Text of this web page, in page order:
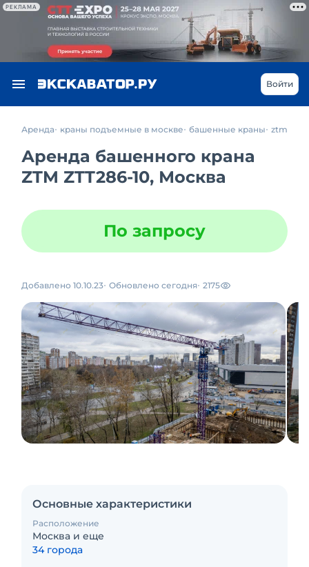
РЕКЛАМА
Войти
Аренда краны подъемные в москве башенные краны ztm
Аренда башенного крана
ZTM ZTT286-10, Москва
По запросу
Добавлено 10.10.23 Обновлено сегодня 2175
Основные характеристики
Расположение
Москва и еще
34 города